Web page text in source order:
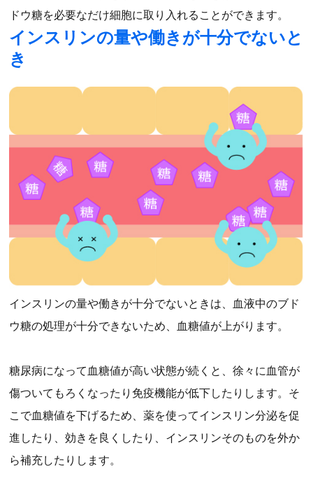
ドウ糖を必要なだけ細胞に取り入れることができます。
インスリンの量や働きが十分でないと
き
インスリンの量や働きが十分でないときは、血液中のブド
ウ糖の処理が十分できないため、血糖値が上がります。
糖尿病になって血糖値が高い状態が続くと、徐々に血管が
傷ついてもろくなったり免疫機能が低下したりします。そ
こで血糖値を下げるため、薬を使ってインスリン分泌を促
進したり、効きを良くしたり、インスリンそのものを外か
ら補充したりします。